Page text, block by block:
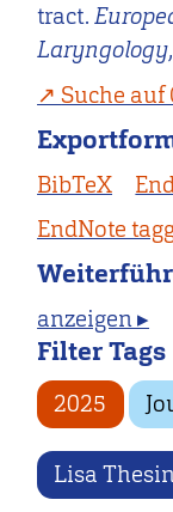
tract.
Laryngology
Suche auf
BibTeX
EndNote
anzeigen ▸
Filter Tags
2025
Lisa